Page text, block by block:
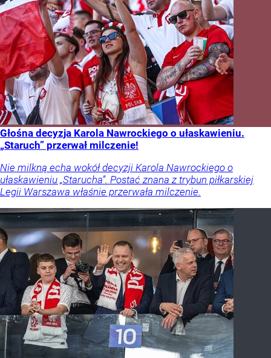
Głośna decyzja Karola Nawrockiego o ułaskawieniu.
„Staruch” przerwał milczenie!
Nie milkną echa wokół decyzji Karola Nawrockiego o
ułaskawieniu „Starucha”. Postać znana z trybun piłkarskiej
Legii Warszawa właśnie przerwała milczenie.